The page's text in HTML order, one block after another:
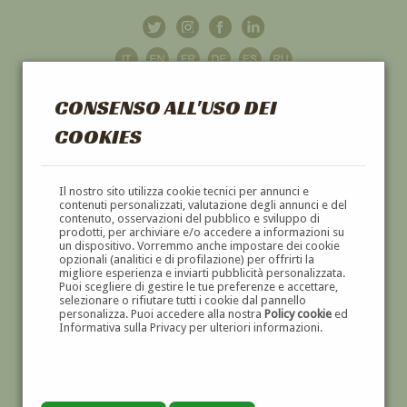
CONSENSO ALL'USO DEI
COOKIES
Il nostro sito utilizza cookie tecnici per annunci e
contenuti personalizzati, valutazione degli annunci e del
contenuto, osservazioni del pubblico e sviluppo di
prodotti, per archiviare e/o accedere a informazioni su
un dispositivo. Vorremmo anche impostare dei cookie
opzionali (analitici e di profilazione) per offrirti la
migliore esperienza e inviarti pubblicità personalizzata.
Puoi scegliere di gestire le tue preferenze e accettare,
selezionare o rifiutare tutti i cookie dal pannello
personalizza. Puoi accedere alla nostra Policy cookieed
Informativa sulla Privacy per ulteriori informazioni.
GALLERIAD'ARTE
DIPINTI E SCULTURE '800 E '900